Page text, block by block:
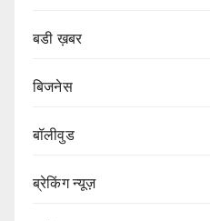
बडी ख़बर
बिजनेस
बॉलीवुड
ब्रेकिंग न्यूज़